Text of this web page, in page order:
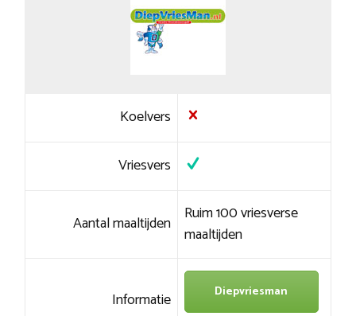
Koelvers
Vriesvers
Aantal maaltijden Ruim 100 vriesverse
maaltijden
Informatie Diepvriesman